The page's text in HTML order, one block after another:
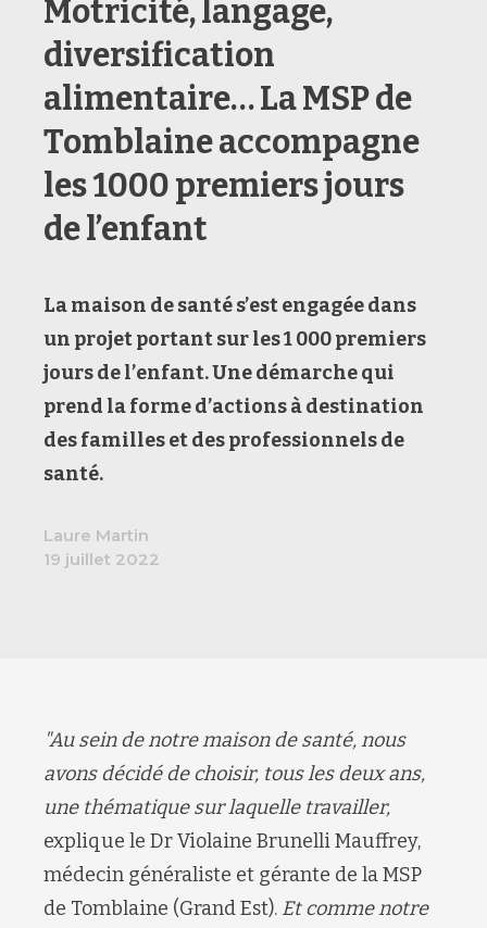
Motricité, langage,
diversification
alimentaire… La MSP de
Tomblaine accompagne
les 1000 premiers jours
de l’enfant
La maison de santé s’est engagée dans
un projet portant sur les 1 000 premiers
jours de l’enfant. Une démarche qui
prend la forme d’actions à destination
des familles et des professionnels de
santé.
Laure Martin
19 juillet 2022
"Au sein de notre maison de santé, nous
avons décidé de choisir, tous les deux ans,
une thématique sur laquelle travailler,
explique le Dr Violaine Brunelli Mauffrey,
médecin généraliste et gérante de la MSP
de Tomblaine (Grand Est). Et comme notre